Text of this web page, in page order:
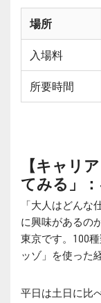
場所
入場料
所要時間
【キャリ
てみる」：
「大人はどん
に興味があるの
東京です。100
ッゾ」を使った
平日は土日に比